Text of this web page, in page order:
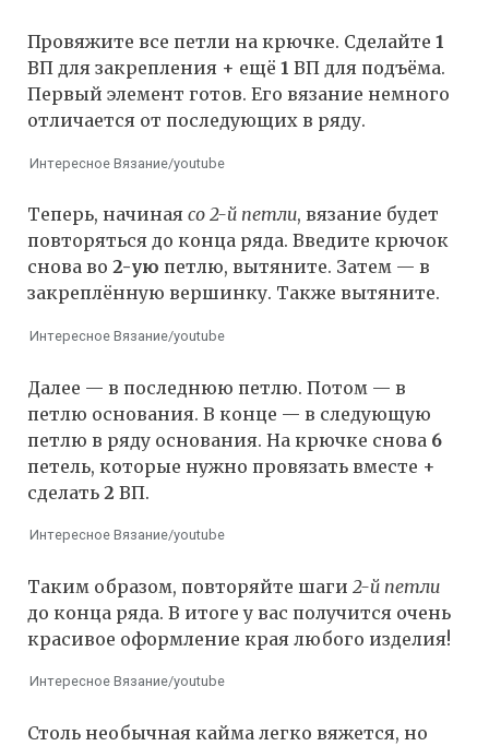
Провяжите все петли на крючке. Сделайте 1
ВП для закрепления + ещё 1 ВП для подъёма.
Первый элемент готов. Его вязание немного
отличается от последующих в ряду.
Интересное Вязание/youtube
Теперь, начиная со 2-й петли, вязание будет
повторяться до конца ряда. Введите крючок
снова во 2-ую петлю, вытяните. Затем — в
закреплённую вершинку. Также вытяните.
Интересное Вязание/youtube
Далее — в последнюю петлю. Потом — в
петлю основания. В конце — в следующую
петлю в ряду основания. На крючке снова 6
петель, которые нужно провязать вместе +
сделать 2 ВП.
Интересное Вязание/youtube
Таким образом, повторяйте шаги 2-й петли
до конца ряда. В итоге у вас получится очень
красивое оформление края любого изделия!
Интересное Вязание/youtube
Столь необычная кайма легко вяжется, но